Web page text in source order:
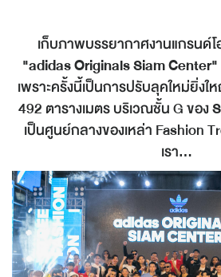
เก็บภาพบรรยากาศงานแกรนด์
"adidas Originals Siam Center"
เพราะครั้งนี้เป็นการปรับลุคใหม่ยิ่ง
492 ตารางเมตร บริเวณชั้น G ของ
เป็นศูนย์กลางของเหล่า Fashion
เรา...